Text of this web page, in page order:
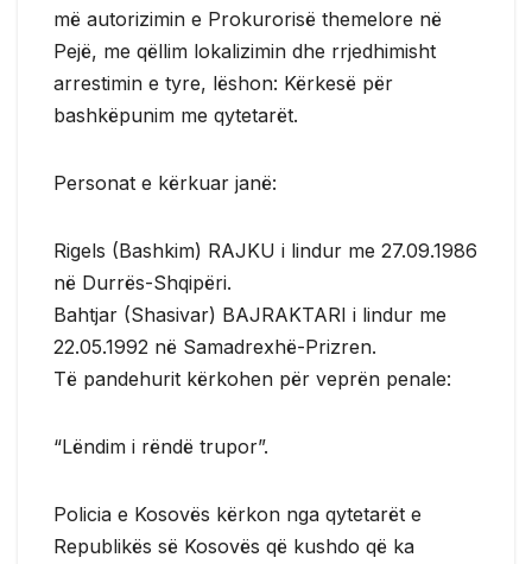
më autorizimin e Prokurorisë themelore nё
Pejё, me qëllim lokalizimin dhe rrjedhimisht
arrestimin e tyre, lëshon: Kërkesë për
bashkëpunim me qytetarët.
Personat e kërkuar janë:
Rigels (Bashkim) RAJKU i lindur me 27.09.1986
nё Durrёs-Shqipёri.
Bahtjar (Shasivar) BAJRAKTARI i lindur me
22.05.1992 nё Samadrexhё-Prizren.
Tё pandehurit kërkohen për veprën penale:
“Lёndim i rёndё trupor”.
Policia e Kosovës kërkon nga qytetarët e
Republikës së Kosovës që kushdo që ka